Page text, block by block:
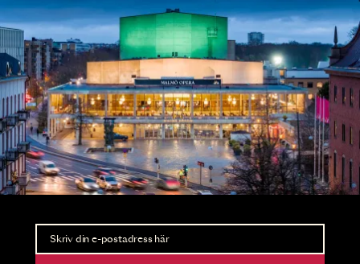
Nyhetsbrev
Ta del av förhandsinformation och biljettsläpp.